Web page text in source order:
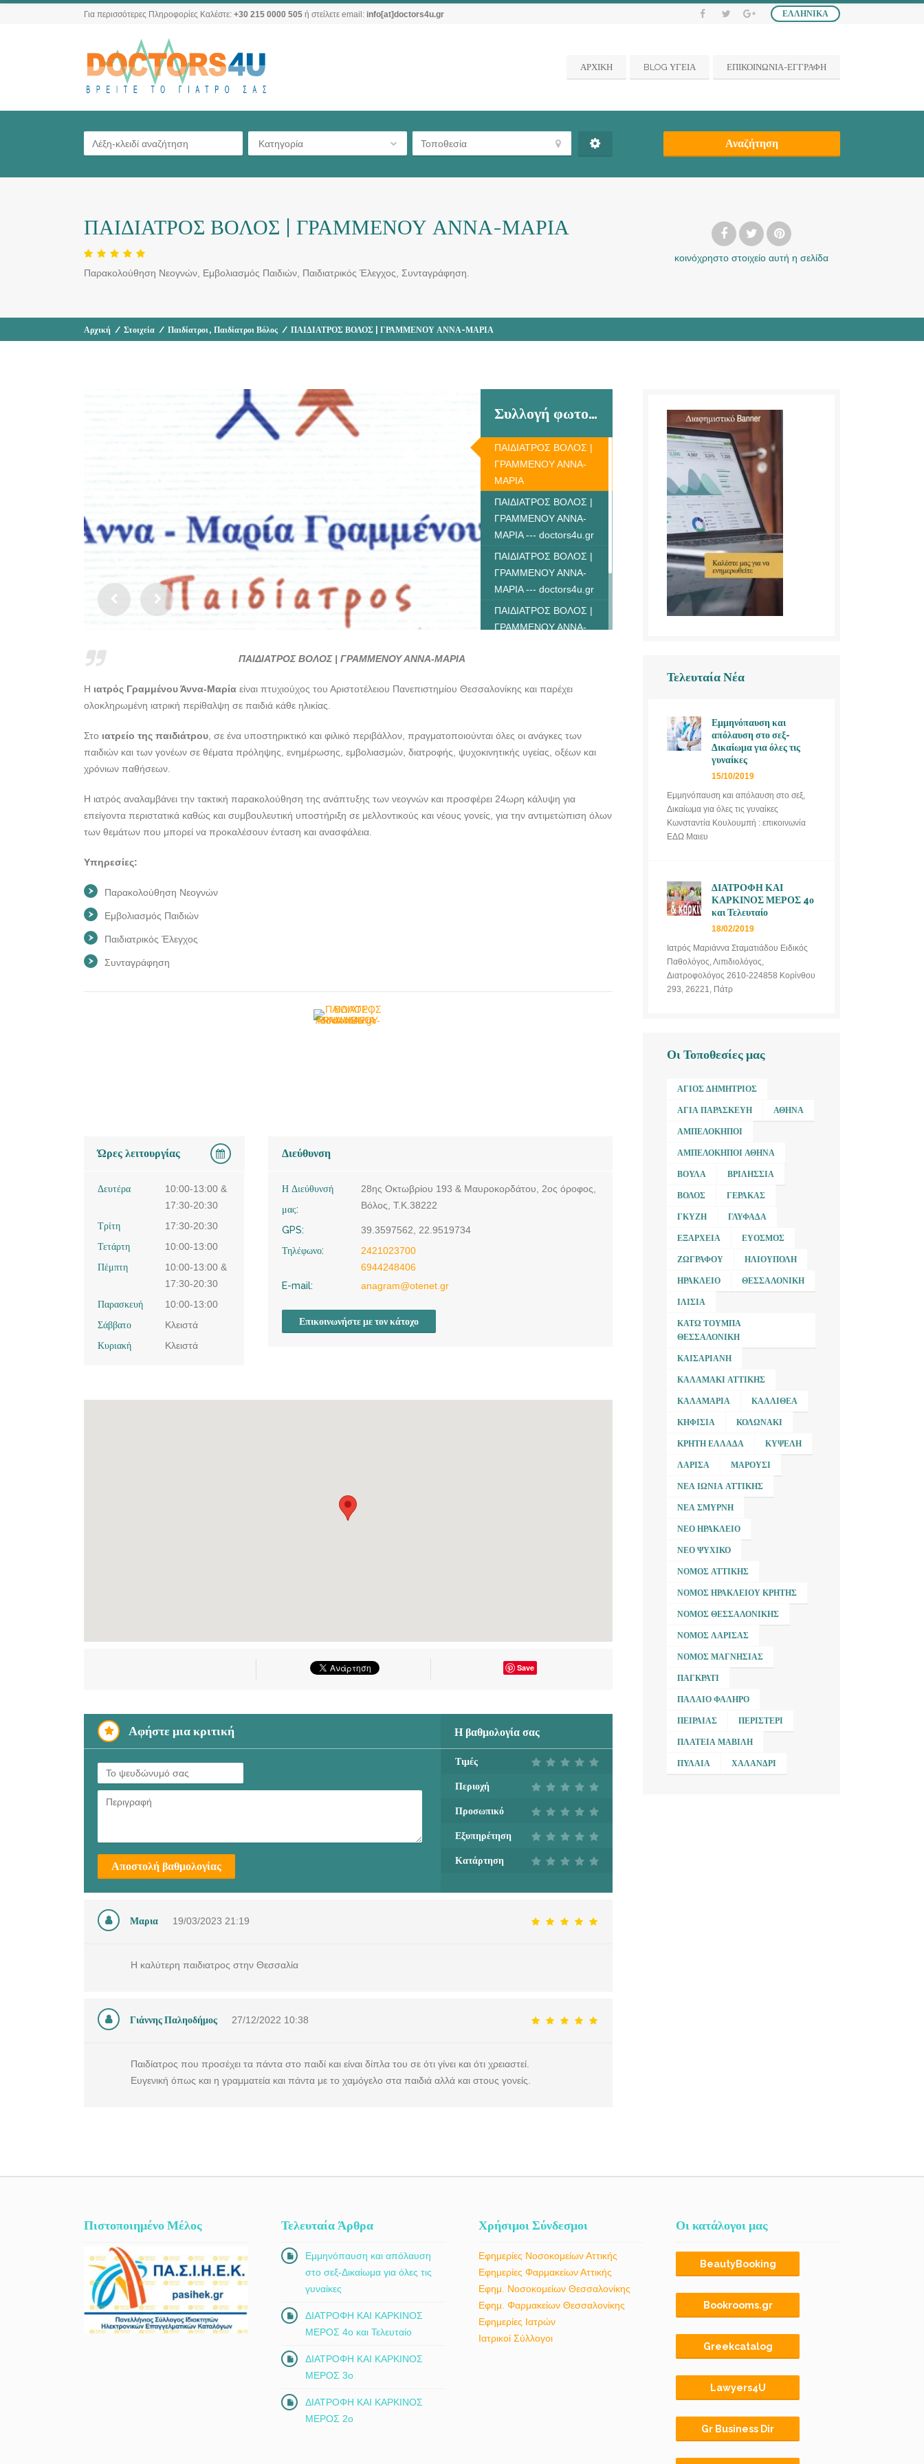
ΕΛΛΗΝΙΚΆ
Για περισσότερες Πληροφορίες Καλέστε: +30 215 0000 505 ή στείλετε email: info[at]doctors4u.gr
ΑΡΧΙΚΗ BLOG ΥΓΕΙΑ ΕΠΙΚΟΙΝΩΝΙΑ-ΕΓΓΡΑΦΗ
Κατηγορία Αναζήτηση
ΠΑΙΔΙΑΤΡΟΣ ΒΟΛΟΣ | ΓΡΑΜΜΕΝΟΥ ΑΝΝΑ-ΜΑΡΙΑ
Παρακολούθηση Νεογνών, Eμβολιασμός Παιδιών, Παιδιατρικός Έλεγχος, Συνταγράφηση.
κοινόχρηστο στοιχείο αυτή η σελίδα
Αρχική / Στοιχεία / Παιδίατροι, Παιδίατροι Βόλος / ΠΑΙΔΙΑΤΡΟΣ ΒΟΛΟΣ | ΓΡΑΜΜΕΝΟΥ ΑΝΝΑ-ΜΑΡΙΑ
Συλλογή φωτογραφιών
ΠΑΙΔΙΑΤΡΟΣ ΒΟΛΟΣ |
ΓΡΑΜΜΕΝΟΥ ΑΝΝΑ-
ΜΑΡΙΑ
ΠΑΙΔΙΑΤΡΟΣ ΒΟΛΟΣ |
ΓΡΑΜΜΕΝΟΥ ΑΝΝΑ-
ΜΑΡΙΑ --- doctors4u.gr
ΠΑΙΔΙΑΤΡΟΣ ΒΟΛΟΣ |
ΓΡΑΜΜΕΝΟΥ ΑΝΝΑ-
ΜΑΡΙΑ --- doctors4u.gr
ΠΑΙΔΙΑΤΡΟΣ ΒΟΛΟΣ |
ΓΡΑΜΜΕΝΟΥ ΑΝΝΑ-
ΜΑΡΙΑ --- doctors4u.gr
ΠΑΙΔΙΑΤΡΟΣ ΒΟΛΟΣ | ΓΡΑΜΜΕΝΟΥ ΑΝΝΑ-ΜΑΡΙΑ
Η ιατρός Γραμμένου Άννα-Μαρία είναι πτυχιούχος του Αριστοτέλειου Πανεπιστημίου Θεσσαλονίκης και παρέχει
ολοκληρωμένη ιατρική περίθαλψη σε παιδιά κάθε ηλικίας.
Στο ιατρείο της παιδιάτρου , σε ένα υποστηρικτικό και φιλικό περιβάλλον, πραγματοποιούνται όλες οι ανάγκες των
παιδιών και των γονέων σε θέματα πρόληψης, ενημέρωσης, εμβολιασμών, διατροφής, ψυχοκινητικής υγείας, οξέων και
χρόνιων παθήσεων.
H ιατρός αναλαμβάνει την τακτική παρακολούθηση της ανάπτυξης των νεογνών και προσφέρει 24ωρη κάλυψη για
επείγοντα περιστατικά καθώς και συμβουλευτική υποστήριξη σε μελλοντικούς και νέους γονείς, για την αντιμετώπιση όλων
των θεμάτων που μπορεί να προκαλέσουν ένταση και ανασφάλεια.
Υπηρεσίες:
Παρακολούθηση Νεογνών
Eμβολιασμός Παιδιών
Παιδιατρικός Έλεγχος
Συνταγράφηση
Ώρες λειτουργίας
Δευτέρα
10:00-13:00 &
17:30-20:30
Τρίτη
17:30-20:30
Τετάρτη
10:00-13:00
Πέμπτη
10:00-13:00 &
17:30-20:30
Παρασκευή
10:00-13:00
Σάββατο
Κλειστά
Κυριακή
Κλειστά
Διεύθυνση
Η Διεύθυνσή
μας:
28ης Οκτωβρίου 193 & Μαυροκορδάτου, 2ος όροφος,
Βόλος, Τ.Κ.38222
GPS:
39.3597562, 22.9519734
Τηλέφωνο:
2421023700
6944248406
E-mail:
anagram@otenet.gr
Επικοινωνήστε με τον κάτοχο
Save
Αφήστε μια κριτική Η βαθμολογία σας
Τιμές
Περιοχή
Προσωπικό
Εξυπηρέτηση
Κατάρτηση
Αποστολή βαθμολογίας
Μαρια 19/03/2023 21:19
Η καλύτερη παιδιατρος στην Θεσσαλία
Γιάννης Παληοδήμος 27/12/2022 10:38
Παιδίατρος που προσέχει τα πάντα στο παιδί και είναι δίπλα του σε ότι γίνει και ότι χρειαστεί.
Ευγενική όπως και η γραμματεία και πάντα με το χαμόγελο στα παιδιά αλλά και στους γονείς.
Τελευταία Νέα
Εμμηνόπαυση και
απόλαυση στο σεξ-
Δικαίωμα για όλες τις
γυναίκες
15/10/2019
Εμμηνόπαυση και απόλαυση στο σεξ,
Δικαίωμα για όλες τις γυναίκες
Κωνσταντία Κουλουμπή : επικοινωνία
ΕΔΩ Μαιευ
ΔΙΑΤΡΟΦΗ ΚΑΙ
ΚΑΡΚΙΝΟΣ ΜΕΡΟΣ 4ο
και Τελευταίο
18/02/2019
Ιατρός Μαριάννα Σταματιάδου Ειδικός
Παθολόγος, Λιπιδιολόγος,
Διατροφολόγος 2610-224858 Κορίνθου
293, 26221, Πάτρ
Οι Τοποθεσίες μας
ΆΓΙΟΣ ΔΗΜΉΤΡΙΟΣ
ΑΓΊΑ ΠΑΡΑΣΚΕΥΉ ΑΘΉΝΑ
ΑΜΠΕΛΌΚΗΠΟΙ
ΑΜΠΕΛΌΚΗΠΟΙ ΑΘΉΝΑ
ΒΟΎΛΑ ΒΡΙΛΉΣΣΙΑ
ΒΌΛΟΣ ΓΈΡΑΚΑΣ
ΓΚΎΖΗ ΓΛΥΦΆΔΑ
ΕΞΆΡΧΕΙΑ ΕΎΟΣΜΟΣ
ΖΩΓΡΆΦΟΥ ΗΛΙΟΎΠΟΛΗ
ΗΡΆΚΛΕΙΟ ΘΕΣΣΑΛΟΝΊΚΗ
ΙΛΊΣΙΑ
ΚΆΤΩ ΤΟΎΜΠΑ
ΘΕΣΣΑΛΟΝΊΚΗ
ΚΑΙΣΑΡΙΑΝΉ
ΚΑΛΑΜΆΚΙ ΑΤΤΙΚΉΣ
ΚΑΛΑΜΑΡΙΆ ΚΑΛΛΙΘΈΑ
ΚΗΦΙΣΙΆ ΚΟΛΩΝΆΚΙ
ΚΡΉΤΗ ΕΛΛΆΔΑ ΚΥΨΈΛΗ
ΛΆΡΙΣΑ ΜΑΡΟΎΣΙ
ΝΈΑ ΙΩΝΊΑ ΑΤΤΙΚΉΣ
ΝΈΑ ΣΜΎΡΝΗ
ΝΈΟ ΗΡΆΚΛΕΙΟ
ΝΈΟ ΨΥΧΙΚΌ
ΝΟΜΌΣ ΑΤΤΙΚΉΣ
ΝΟΜΌΣ ΗΡΑΚΛΕΊΟΥ ΚΡΉΤΗΣ
ΝΟΜΌΣ ΘΕΣΣΑΛΟΝΊΚΗΣ
ΝΟΜΌΣ ΛΆΡΙΣΑΣ
ΝΟΜΌΣ ΜΑΓΝΗΣΊΑΣ
ΠΑΓΚΡΆΤΙ
ΠΑΛΑΙΌ ΦΆΛΗΡΟ
ΠΕΙΡΑΙΆΣ ΠΕΡΙΣΤΈΡΙ
ΠΛΑΤΕΊΑ ΜΑΒΊΛΗ
ΠΥΛΑΊΑ ΧΑΛΆΝΔΡΙ
Πιστοποιημένο Μέλος Τελευταία Άρθρα
Εμμηνόπαυση και απόλαυση
στο σεξ-Δικαίωμα για όλες τις
γυναίκες
ΔΙΑΤΡΟΦΗ ΚΑΙ ΚΑΡΚΙΝΟΣ
ΜΕΡΟΣ 4ο και Τελευταίο
ΔΙΑΤΡΟΦΗ ΚΑΙ ΚΑΡΚΙΝΟΣ
ΜΕΡΟΣ 3ο
ΔΙΑΤΡΟΦΗ ΚΑΙ ΚΑΡΚΙΝΟΣ
ΜΕΡΟΣ 2ο
Χρήσιμοι Σύνδεσμοι
Εφημερίες Νοσοκομείων Αττικής
Εφημερίες Φαρμακείων Αττικής
Εφημ. Νοσοκομείων Θεσσαλονίκης
Εφημ. Φαρμακείων Θεσσαλονίκης
Εφημερίες Ιατρών
Ιατρικοί Σύλλογοι
Οι κατάλογοι μας
BeautyBooking
Bookrooms.gr
Greekcatalog
Lawyers4U
Gr Business Dir